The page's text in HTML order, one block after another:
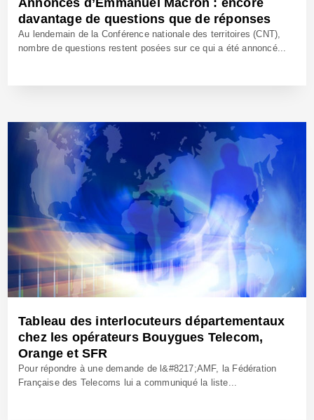
davantage de questions que de réponses
Au lendemain de la Conférence nationale des territoires (CNT),
nombre de questions restent posées sur ce qui a été annoncé...
19 Juil 2017 - Réf: BW24729
Tableau des interlocuteurs départementaux
chez les opérateurs Bouygues Telecom,
Orange et SFR
Pour répondre à une demande de l&#8217;AMF, la Fédération
Française des Telecoms lui a communiqué la liste...